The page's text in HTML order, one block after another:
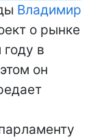
Владимир
о рынке
году в
он